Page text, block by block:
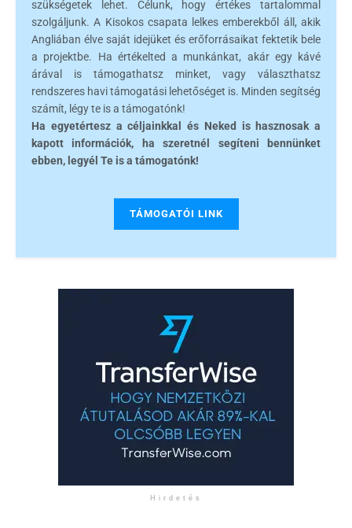
szükségetek lehet. Célunk, hogy értékes tartalommal
szolgáljunk. A Kisokos csapata lelkes emberekből áll, akik
Angliában élve saját idejüket és erőforrásaikat fektetik bele
a projektbe. Ha értékelted a munkánkat, akár egy kávé
árával is támogathatsz minket, vagy választhatsz
rendszeres havi támogatási lehetőséget is. Minden segítség
számít, légy te is a támogatónk!
Ha egyetértesz a céljainkkal és Neked is hasznosak a
kapott információk, ha szeretnél segíteni bennünket
ebben, legyél Te is a támogatónk!
TÁMOGATÓI LINK
Hirdetés